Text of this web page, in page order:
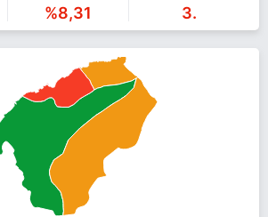
yerel seçimlerinde yarışıyor. Yaşar Alkız ile
içinYaşar Alkız Haberlerisayfamızı ziyaret
%8,31 3.